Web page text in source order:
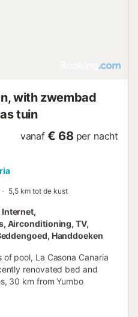
with zwembad
tuin
vanaf € 68 per nacht
5,5 km tot de kust
Internet,
Airconditioning, TV,
Handdoeken
pool, La Casona Canaria
renovated bed and
30 km from Yumbo